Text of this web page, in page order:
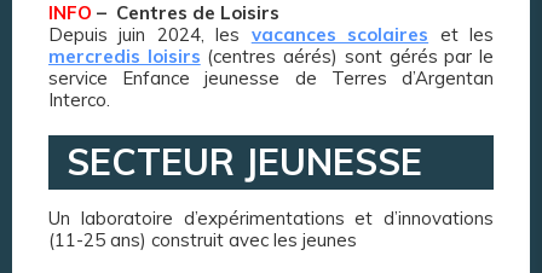
INFO – Centres de Loisirs
Depuis juin 2024, les vacances scolaires et les
mercredis loisirs (centres aérés) sont gérés par le
service Enfance jeunesse de Terres d’Argentan
Interco.
SECTEUR JEUNESSE
Un laboratoire d’expérimentations et d’innovations
(11-25 ans) construit avec les jeunes